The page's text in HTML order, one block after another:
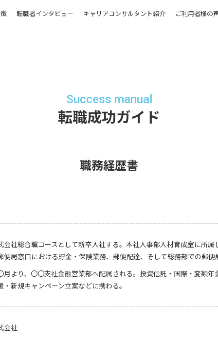
転職者インタビュー キャリアコンサルタント紹介 ご利用者様の
Success manual
転職成功ガイド
職務経歴書
会社総合職コースとして新卒入社する。本社人事部人材育成室に所
便局窓口における貯金・保険業務、郵便配達、そして総務部での郵
月より、〇〇支社金融営業部へ配属される。投資信託・国際・変額
・新規キャンペーン立案などに携わる。
会社